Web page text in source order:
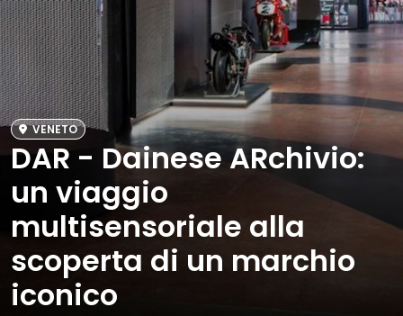
VENETO
DAR - Dainese ARchivio:
un viaggio
multisensoriale alla
scoperta di un marchio
iconico